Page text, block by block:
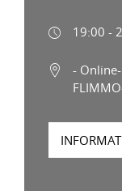
19:00 -
-